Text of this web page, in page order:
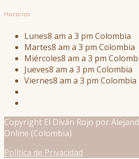
Horarios
Lunes8 am a 3 pm Colombia
Martes8 am a 3 pm Colombia
Miércoles8 am a 3 pm
Jueves8 am a 3 pm Colombia
Viernes8 am a 3 pm Colombia
Copyright El Diván Rojo por
Online (Colombia)
Política de Privacidad